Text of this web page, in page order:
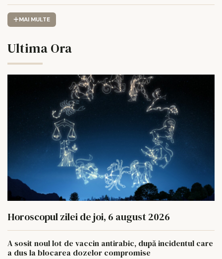
MAI MULTE
Ultima Ora
Horoscopul zilei de joi, 6 august 2026
A sosit noul lot de vaccin antirabic, după incidentul care
a dus la blocarea dozelor compromise